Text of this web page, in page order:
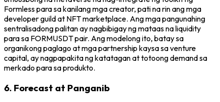
Formless para sa kanilang mga creator, pati na rin ang mga
developer guild at NFT marketplace. Ang mga pangunahing
sentralisadong palitan ay nagbibigay ng mataas na liquidity
para sa FORMUSDT pair. Ang modelong ito, batay sa
organikong paglago at mga partnership kaysa sa venture
capital, ay nagpapakita ng katatagan at totoong demand sa
merkado para sa produkto.
6. Forecast at Panganib